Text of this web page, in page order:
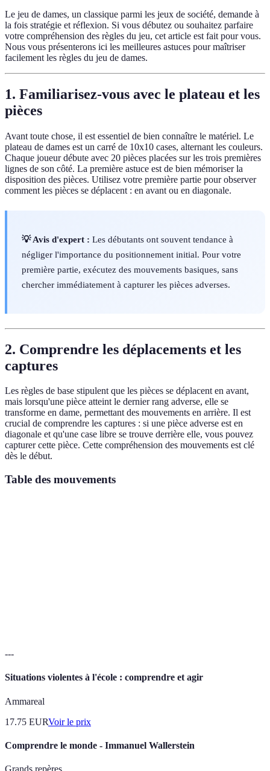
Le jeu de dames, un classique parmi les jeux de société, demande à
la fois stratégie et réflexion. Si vous débutez ou souhaitez parfaire
votre compréhension des règles du jeu, cet article est fait pour vous.
Nous vous présenterons ici les meilleures astuces pour maîtriser
facilement les règles du jeu de dames.
1. Familiarisez-vous avec le plateau et les
pièces
Avant toute chose, il est essentiel de bien connaître le matériel. Le
plateau de dames est un carré de 10x10 cases, alternant les couleurs.
Chaque joueur débute avec 20 pièces placées sur les trois premières
lignes de son côté. La première astuce est de bien mémoriser la
disposition des pièces. Utilisez votre première partie pour observer
comment les pièces se déplacent : en avant ou en diagonale.
💡 Avis d'expert : Les débutants ont souvent tendance à
négliger l'importance du positionnement initial. Pour votre
première partie, exécutez des mouvements basiques, sans
chercher immédiatement à capturer les pièces adverses.
2. Comprendre les déplacements et les
captures
Les règles de base stipulent que les pièces se déplacent en avant,
mais lorsqu'une pièce atteint le dernier rang adverse, elle se
transforme en dame, permettant des mouvements en arrière. Il est
crucial de comprendre les captures : si une pièce adverse est en
diagonale et qu'une case libre se trouve derrière elle, vous pouvez
capturer cette pièce. Cette compréhension des mouvements est clé
dès le début.
Table des mouvements
---
Situations violentes à l'école : comprendre et agir
Ammareal
17.75 EURVoir le prix
Comprendre le monde - Immanuel Wallerstein